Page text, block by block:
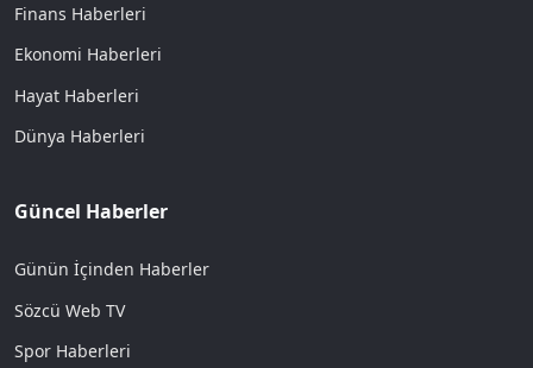
Finans Haberleri
Ekonomi Haberleri
Hayat Haberleri
Dünya Haberleri
Güncel Haberler
Günün İçinden Haberler
Sözcü Web TV
Spor Haberleri